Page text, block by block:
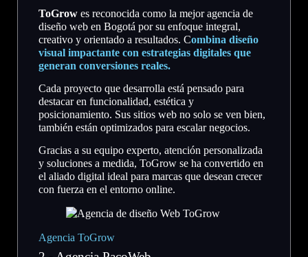
ToGrow es reconocida como la mejor agencia de
diseño web en Bogotá por su enfoque integral,
creativo y orientado a resultados. Combina diseño
visual impactante con estrategias digitales que
generan conversiones reales.
Cada proyecto que desarrolla está pensado para
destacar en funcionalidad, estética y
posicionamiento. Sus sitios web no solo se ven bien,
también están optimizados para escalar negocios.
Gracias a su equipo experto, atención personalizada
y soluciones a medida, ToGrow se ha convertido en
el aliado digital ideal para marcas que desean crecer
con fuerza en el entorno online.
Agencia ToGrow